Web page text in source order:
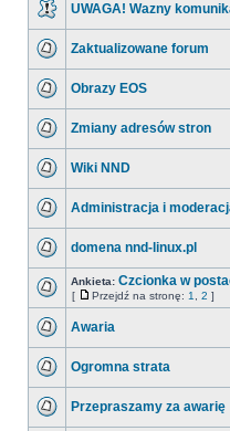
UWAGA! Wazny
Zaktualizowane forum
Obrazy EOS
Zmiany adresów stron
Wiki NND
Administracja i
domena nnd-linux.pl
Ankieta: Czcionka w
[ Przejdź na stronę: 1 2 ]
Awaria
Ogromna strata
Przepraszamy za awarię